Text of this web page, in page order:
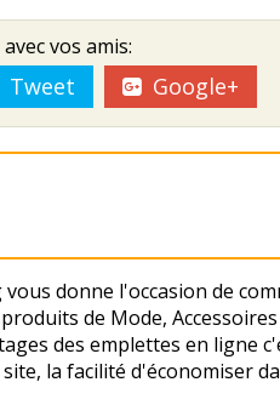
vos amis:
Tweet Google+
donne l'occasion de
de Mode,
des emplettes en ligne
la facilité d'économiser